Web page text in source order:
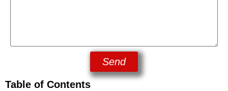
Send
Table of Contents